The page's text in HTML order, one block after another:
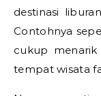
destinasi
Contohnya
cukup menarik
tempat wisata